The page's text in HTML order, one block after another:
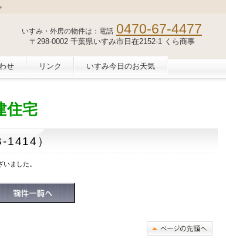
いすみ・外房の物件は：電話 0470-67-4477
〒298-0002 千葉県いすみ市日在2152-1 くら商事
住宅
1414）
ました。
せ リンク いすみ今日のお天気